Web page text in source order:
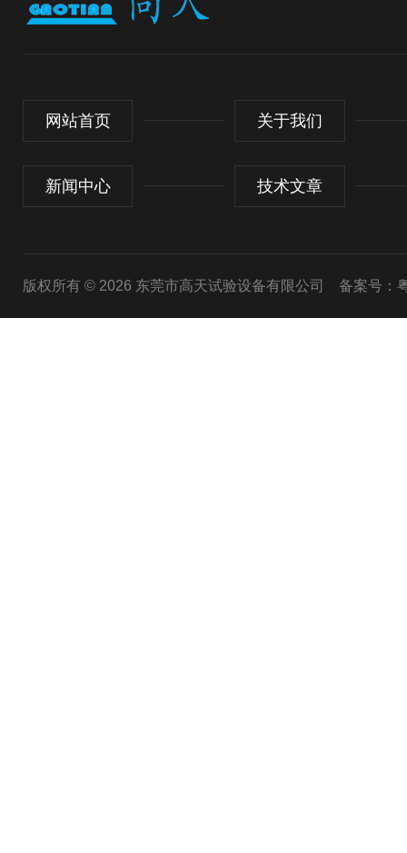
网站首页 关于我们
新闻中心 技术文章
版权所有 © 2026 东莞市高天试验设备有限公司 备案号：